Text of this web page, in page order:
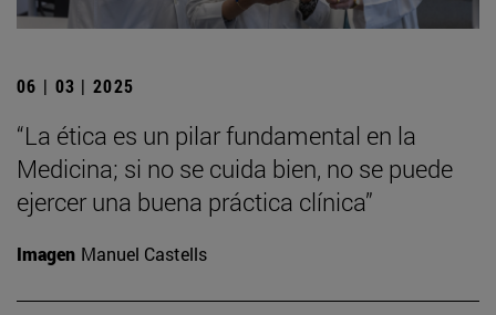
06 | 03 | 2025
“La ética es un pilar fundamental en la
Medicina; si no se cuida bien, no se puede
ejercer una buena práctica clínica”
Imagen Manuel Castells